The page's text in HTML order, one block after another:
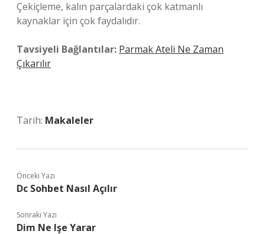
Çekiçleme, kalın parçalardaki çok katmanlı
kaynaklar için çok faydalıdır.
Tavsiyeli Bağlantılar: Parmak Ateli Ne Zaman
Çıkarılır
Tarih: Makaleler
Önceki Yazı
Dc Sohbet Nasıl Açılır
Sonraki Yazı
Dim Ne Işe Yarar